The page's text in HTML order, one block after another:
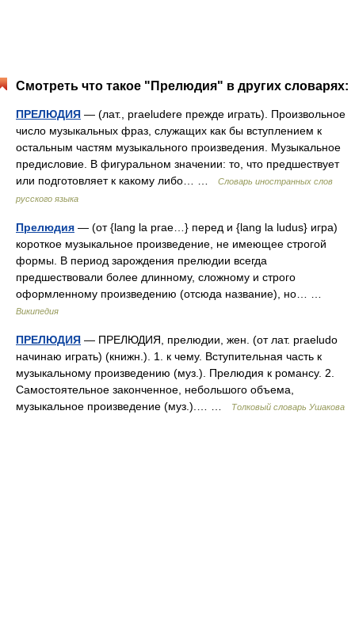
Смотреть что такое "Прелюдия" в других словарях:
ПРЕЛЮДИЯ — (лат., praeludere прежде играть). Произвольное
число музыкальных фраз, служащих как бы вступлением к
остальным частям музыкального произведения. Музыкальное
предисловие. В фигуральном значении: то, что предшествует
или подготовляет к какому либо… …
Словарь иностранных слов
русского языка
Прелюдия — (от {lang la prae…} перед и {lang la ludus} игра)
короткое музыкальное произведение, не имеющее строгой
формы. В период зарождения прелюдии всегда
предшествовали более длинному, сложному и строго
оформленному произведению (отсюда название), но… …
Википедия
ПРЕЛЮДИЯ — ПРЕЛЮДИЯ, прелюдии, жен. (от лат. praeludo
начинаю играть) (книжн.). 1. к чему. Вступительная часть к
музыкальному произведению (муз.). Прелюдия к романсу. 2.
Самостоятельное законченное, небольшого объема,
музыкальное произведение (муз.).… …
Толковый словарь Ушакова